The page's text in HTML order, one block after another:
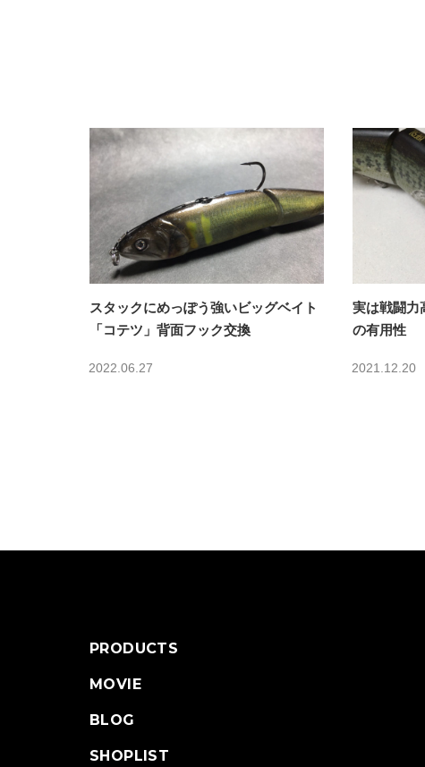
スタックにめっぽう強いビッグベイト
「コテツ」背面フック交換
2022.06.27
実は戦闘力
の有用性
2021.12.20
PRODUCTS
MOVIE
BLOG
SHOPLIST